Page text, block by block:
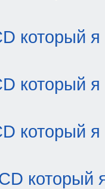
который я
который я
который я
который